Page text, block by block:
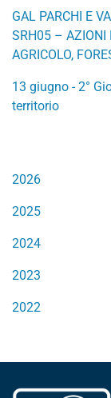
GAL PARCHI E
SRH05 – AZIONI
AGRICOLO,
13 giugno - 2°
territorio
2026
2025
2024
2023
2022